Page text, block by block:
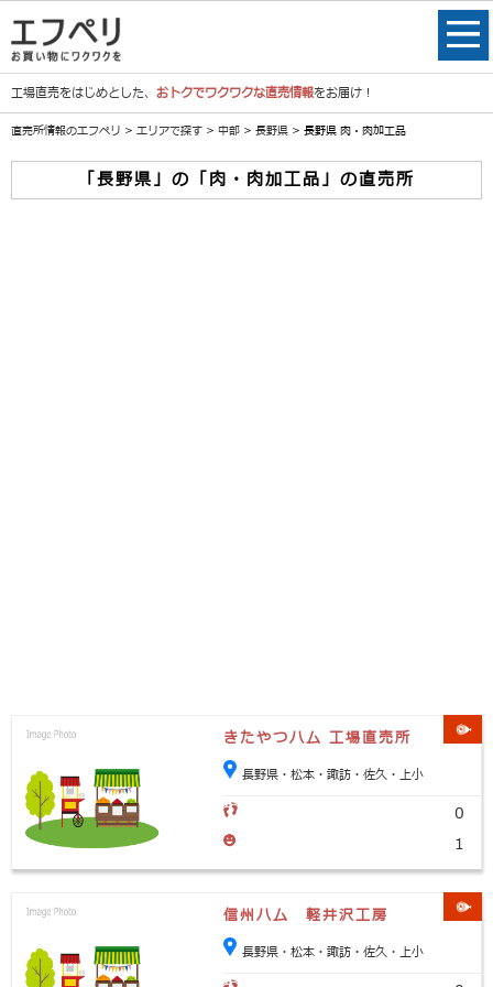
工場直売をはじめとした、 おトクでワクワクな直売情報をお届け！
直売所情報のエフペリ > エリアで探す > 中部 > 長野県 > 長野県 肉・肉加工品
「長野県」の「肉・肉加工品」の直売所
きたやつハム 工場直売所
長野県・松本・諏訪・佐久・上小
0
1
信州ハム 軽井沢工房
長野県・松本・諏訪・佐久・上小